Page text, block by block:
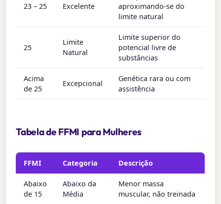
23 – 25 Excelente
aproximando-se do
limite natural
25
Limite
Natural
Limite superior do
potencial livre de
substâncias
Acima
de 25
Excepcional
Genética rara ou com
assistência
Tabela de FFMI para Mulheres
FFMI Categoria Descrição
Abaixo
de 15
Abaixo da
Média
Menor massa
muscular, não treinada